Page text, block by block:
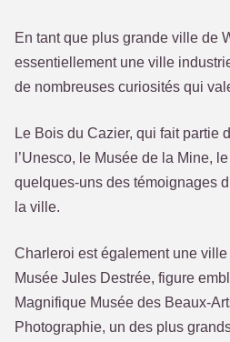
En tant que plus grande ville de
essentiellement une ville
de nombreuses curiosités qui
Le Bois du Cazier, qui fait partie
l’Unesco, le Musée de la Mine,
quelques-uns des témoignages
la ville.
Charleroi est également une
Musée Jules Destrée, figure
Magnifique Musée des Beaux-
Photographie, un des plus